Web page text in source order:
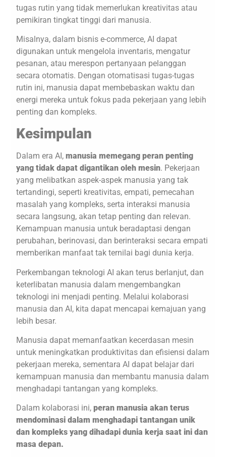
tugas rutin yang tidak memerlukan kreativitas atau
pemikiran tingkat tinggi dari manusia.
Misalnya, dalam bisnis e-commerce, AI dapat
digunakan untuk mengelola inventaris, mengatur
pesanan, atau merespon pertanyaan pelanggan
secara otomatis. Dengan otomatisasi tugas-tugas
rutin ini, manusia dapat membebaskan waktu dan
energi mereka untuk fokus pada pekerjaan yang lebih
penting dan kompleks.
Kesimpulan
Dalam era AI,manusia memegang peran penting
yang tidak dapat digantikan oleh mesin. Pekerjaan
yang melibatkan aspek-aspek manusia yang tak
tertandingi, seperti kreativitas, empati, pemecahan
masalah yang kompleks, serta interaksi manusia
secara langsung, akan tetap penting dan relevan.
Kemampuan manusia untuk beradaptasi dengan
perubahan, berinovasi, dan berinteraksi secara empati
memberikan manfaat tak ternilai bagi dunia kerja.
Perkembangan teknologi AI akan terus berlanjut, dan
keterlibatan manusia dalam mengembangkan
teknologi ini menjadi penting. Melalui kolaborasi
manusia dan AI, kita dapat mencapai kemajuan yang
lebih besar.
Manusia dapat memanfaatkan kecerdasan mesin
untuk meningkatkan produktivitas dan efisiensi dalam
pekerjaan mereka, sementara AI dapat belajar dari
kemampuan manusia dan membantu manusia dalam
menghadapi tantangan yang kompleks.
Dalam kolaborasi ini,peran manusia akan terus
mendominasi dalam menghadapi tantangan unik
dan kompleks yang dihadapi dunia kerja saat ini dan
masa depan.